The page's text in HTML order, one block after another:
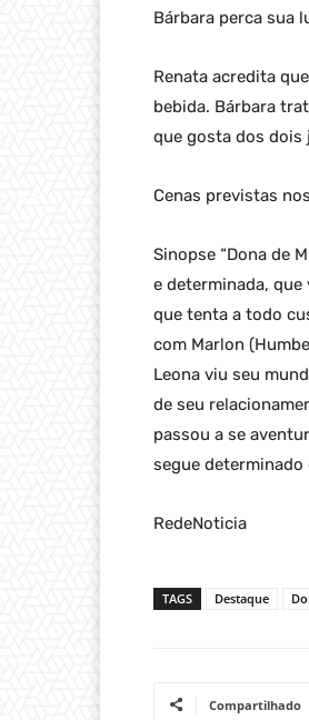
Bárbara perca sua
Renata acredita
bebida. Bárbara
que gosta dos dois
Cenas previstas
Sinopse “Dona de
e determinada,
que tenta a todo
com Marlon
Leona viu seu
de seu
passou a se
segue
RedeNoticia
TAGS Destaque
Compartilhado